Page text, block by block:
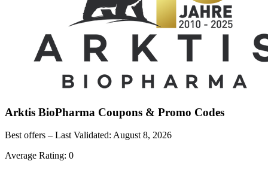
Arktis BioPharma Coupons & Promo Codes
Best offers – Last Validated: August 8, 2026
Average Rating: 0